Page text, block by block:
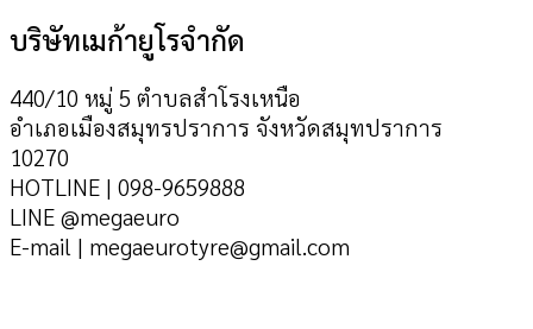
บริษัทเมก้ายูโรจำกัด
440/10 หมู่ 5 ตำบลสำโรงเหนือ
อำเภอเมืองสมุทรปราการ จังหวัดสมุทปราการ
10270
HOTLINE | 098-9659888
LINE @megaeuro
E-mail | megaeurotyre@gmail.com